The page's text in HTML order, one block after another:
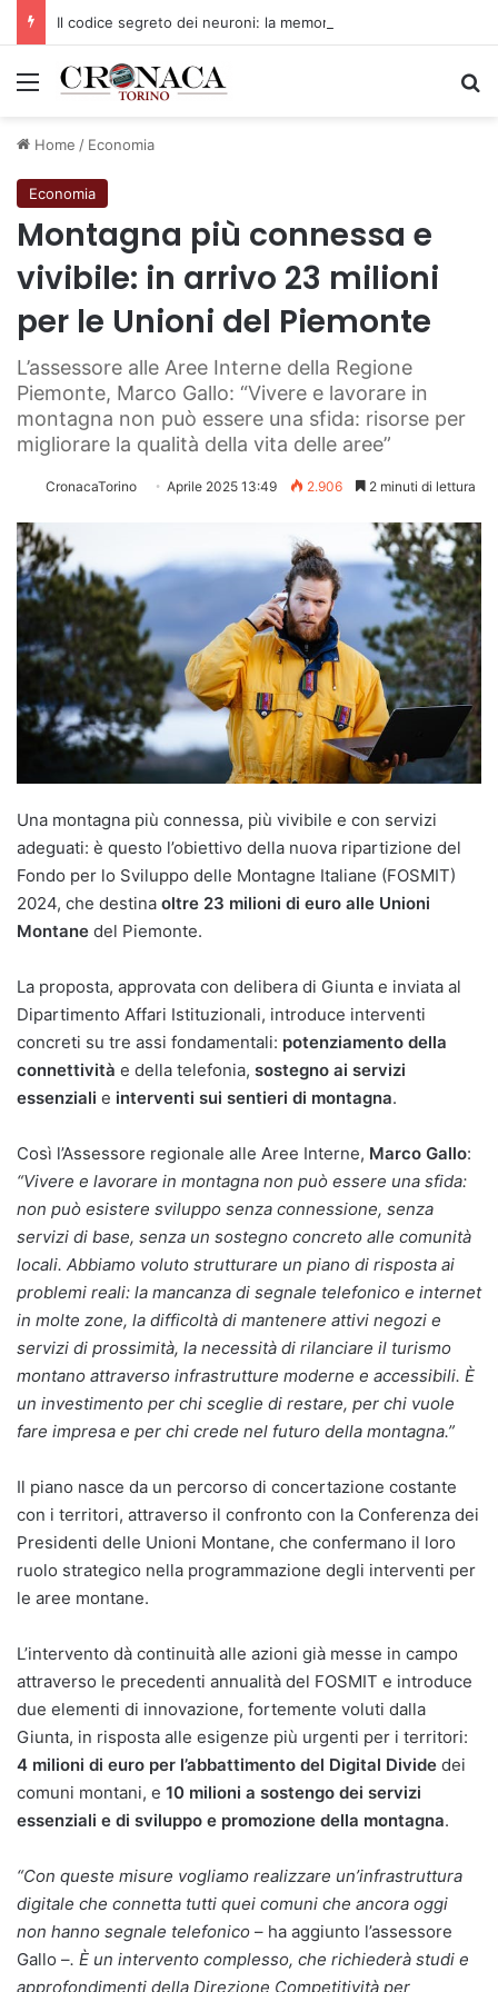
Menu
Home / Economia
Economia
Montagna più connessa e
vivibile: in arrivo 23 milioni
per le Unioni del Piemonte
L’assessore alle Aree Interne della Regione
Piemonte, Marco Gallo: “Vivere e lavorare in
montagna non può essere una sfida: risorse per
migliorare la qualità della vita delle aree”
CronacaTorino Aprile 2025 13:49 2.906 2 minuti di lettura
Una montagna più connessa, più vivibile e con servizi
adeguati: è questo l’obiettivo della nuova ripartizione del
Fondo per lo Sviluppo delle Montagne Italiane (FOSMIT)
2024, che destina oltre 23 milioni di euro alle Unioni
Montane del Piemonte.
La proposta, approvata con delibera di Giunta e inviata al
Dipartimento Affari Istituzionali, introduce interventi
concreti su tre assi fondamentali: potenziamento della
connettività e della telefonia, sostegno ai servizi
essenziali e interventi sui sentieri di montagna.
Così l’Assessore regionale alle Aree Interne, Marco Gallo:
“Vivere e lavorare in montagna non può essere una sfida:
non può esistere sviluppo senza connessione, senza
servizi di base, senza un sostegno concreto alle comunità
locali. Abbiamo voluto strutturare un piano di risposta ai
problemi reali: la mancanza di segnale telefonico e internet
in molte zone, la difficoltà di mantenere attivi negozi e
servizi di prossimità, la necessità di rilanciare il turismo
montano attraverso infrastrutture moderne e accessibili. È
un investimento per chi sceglie di restare, per chi vuole
fare impresa e per chi crede nel futuro della montagna.”
Il piano nasce da un percorso di concertazione costante
con i territori, attraverso il confronto con la Conferenza dei
Presidenti delle Unioni Montane, che confermano il loro
ruolo strategico nella programmazione degli interventi per
le aree montane.
L’intervento dà continuità alle azioni già messe in campo
attraverso le precedenti annualità del FOSMIT e introduce
due elementi di innovazione, fortemente voluti dalla
Giunta, in risposta alle esigenze più urgenti per i territori:
4 milioni di euro per l’abbattimento del Digital Divide dei
comuni montani, e 10 milioni a sostengo dei servizi
essenziali e di sviluppo e promozione della montagna.
“Con queste misure vogliamo realizzare un’infrastruttura
digitale che connetta tutti quei comuni che ancora oggi
non hanno segnale telefonico – ha aggiunto l’assessore
Gallo –. È un intervento complesso, che richiederà studi e
approfondimenti della Direzione Competitività per